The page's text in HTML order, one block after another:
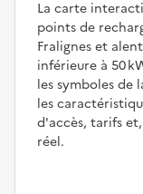
La carte
points de
Fralignes et
inférieure à 50
les symboles de
les
d'accès, tarifs
réel.